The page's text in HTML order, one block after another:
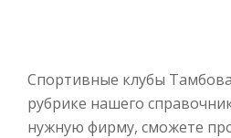
Спортивные клубы
рубрике нашего
нужную фирму, сможете